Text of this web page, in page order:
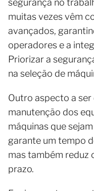
muitas vezes vêm
avançados,
operadores e a
Priorizar a
na seleção de
Outro aspecto a
manutenção dos
máquinas que
garante um tempo
mas também reduz
prazo.